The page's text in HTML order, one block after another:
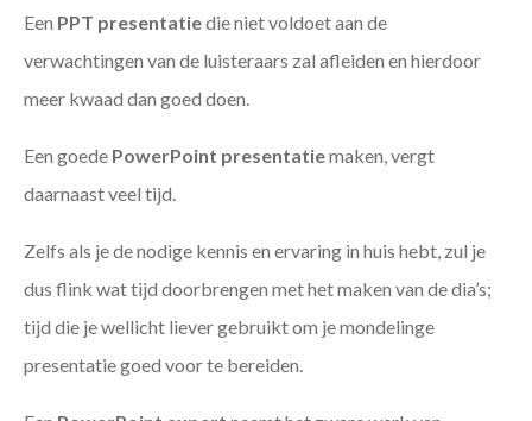
Een PPT presentatiedie niet voldoet aan de
verwachtingen van de luisteraars zal afleiden en hierdoor
meer kwaad dan goed doen.
Een goede PowerPoint presentatiemaken, vergt
daarnaast veel tijd.
Zelfs als je de nodige kennis en ervaring in huis hebt, zul je
dus flink wat tijd doorbrengen met het maken van de dia’s;
tijd die je wellicht liever gebruikt om je mondelinge
presentatie goed voor te bereiden.